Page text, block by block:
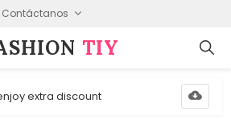
Contáctanos
TIY
extra discount